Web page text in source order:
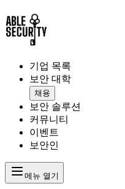
기업 목록
보안 대학
채용
보안 솔루션
커뮤니티
이벤트
보안인
메뉴 열기